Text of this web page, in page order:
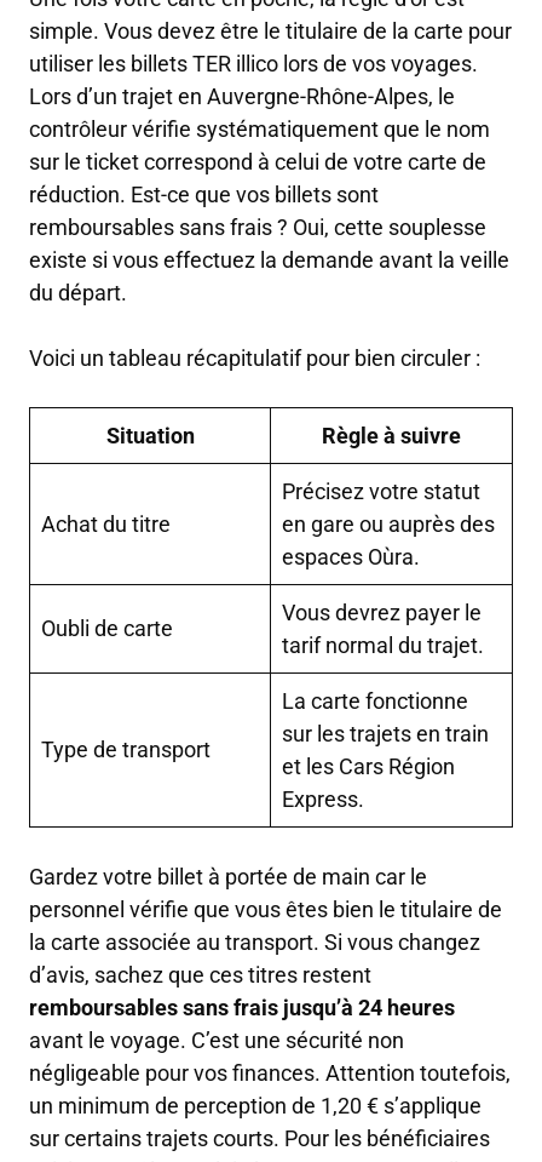
simple. Vous devez être le titulaire de la carte pour
utiliser les billets TER illico lors de vos voyages.
Lors d’un trajet en Auvergne-Rhône-Alpes, le
contrôleur vérifie systématiquement que le nom
sur le ticket correspond à celui de votre carte de
réduction. Est-ce que vos billets sont
remboursables sans frais ? Oui, cette souplesse
existe si vous effectuez la demande avant la veille
du départ.
Voici un tableau récapitulatif pour bien circuler :
Situation Règle à suivre
Achat du titre
Précisez votre statut
en gare ou auprès des
espaces Oùra.
Oubli de carte
Vous devrez payer le
tarif normal du trajet.
Type de transport
La carte fonctionne
sur les trajets en train
et les Cars Région
Express.
Gardez votre billet à portée de main car le
personnel vérifie que vous êtes bien le titulaire de
la carte associée au transport. Si vous changez
d’avis, sachez que ces titres restent
remboursables sans frais jusqu’à 24 heures
avant le voyage. C’est une sécurité non
négligeable pour vos finances. Attention toutefois,
un minimum de perception de 1,20 € s’applique
sur certains trajets courts. Pour les bénéficiaires